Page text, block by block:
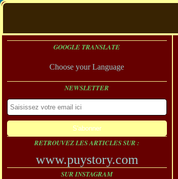
GOOGLE TRANSLATE
Choose your Language
NEWSLETTER
RETROUVEZ LES ARTICLES SUR :
www.puystory.com
SUR INSTAGRAM